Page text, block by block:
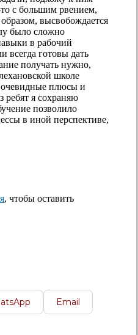
с большим рвением,
высвобождается
было сложно
в рабочий
всегда готовы дать
получать нужно,
школе
очевидные плюсы и
я сохраняю
позволило
в иной перспективе,
, чтобы оставить
Email